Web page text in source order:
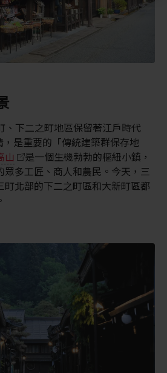
、下二之町地區保留著江戶時代
，是重要的「傳統建築群保存地
山
是一個生機勃勃的樞紐小鎮，
眾多工匠、商人和農民。今天，三
町北部的下二之町區和大新町區都